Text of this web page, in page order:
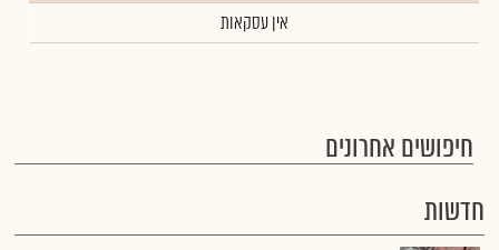
אין עסקאות
חיפושים אחרונים
חדשות